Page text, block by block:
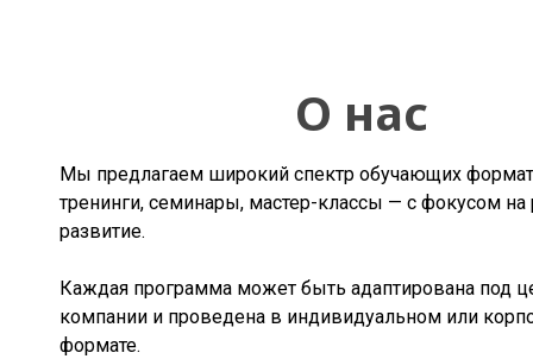
О нас
Мы предлагаем широкий спектр обучающих
тренинги, семинары, мастер-классы — с фокусом на
развитие.
Каждая программа может быть адаптирована под
компании и проведена в индивидуальном или
формате.